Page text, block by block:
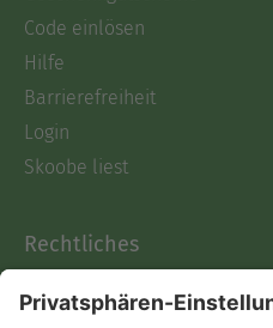
Code einlösen
Hilfe
Barrierefreiheit
Login
Skoobe liest
Rechtliches
AGB